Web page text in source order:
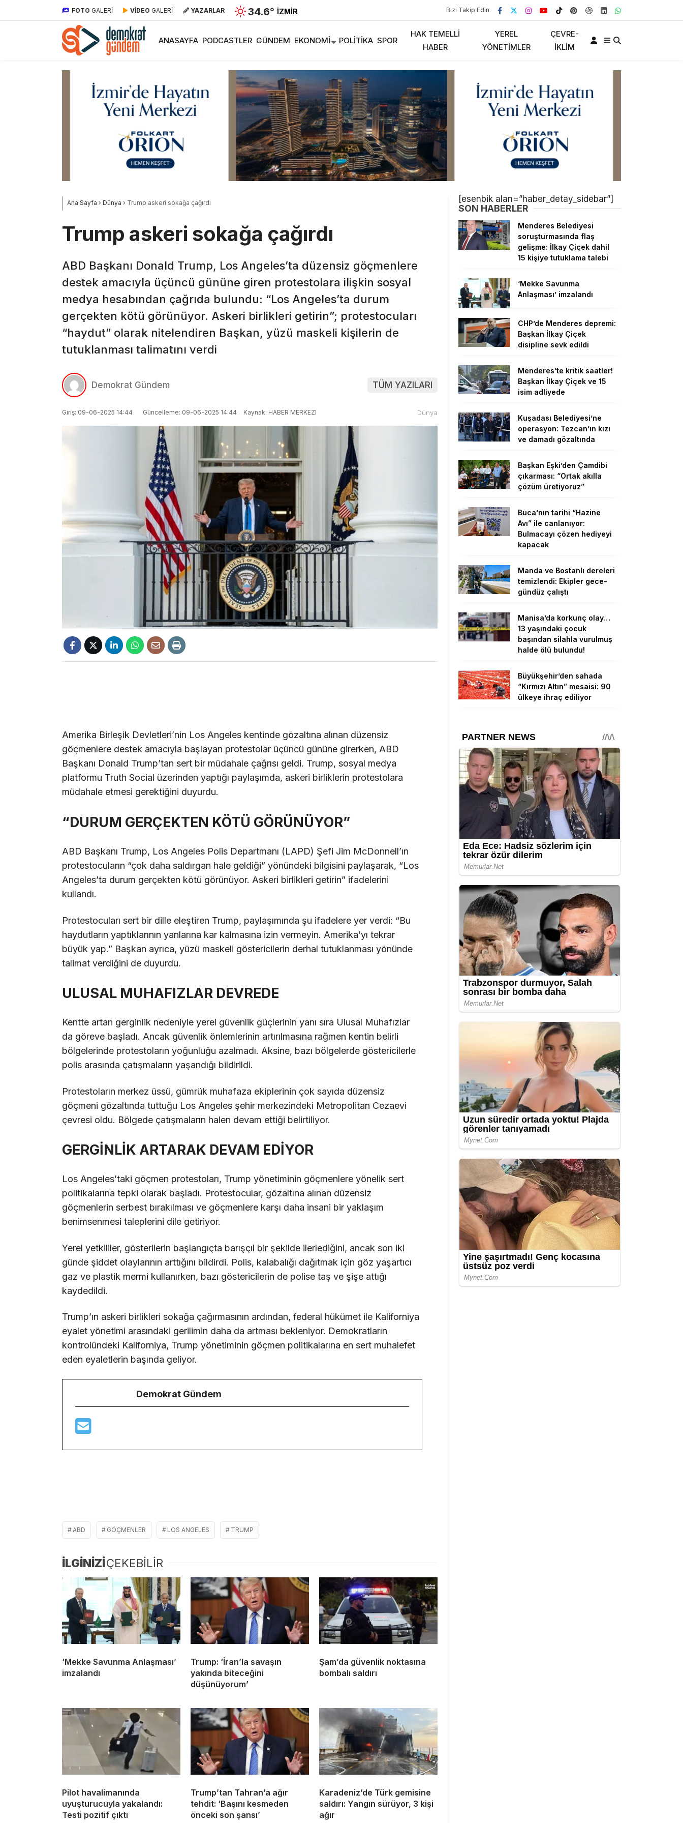
FOTO GALERİ VİDEO GALERİ YAZARLAR 34.6° İZMIR Bizi Takip Edin
ANASAYFA PODCASTLER GÜNDEM EKONOMI POLITIKA SPOR
HAK TEMELLI
HABER
YEREL
YÖNETIMLER
ÇEVRE-
İKLIM
Ana Sayfa › Dünya › Trump askeri sokağa çağırdı
Trump askeri sokağa çağırdı
ABD Başkanı Donald Trump, Los Angeles’ta düzensiz göçmenlere
destek amacıyla üçüncü gününe giren protestolara ilişkin sosyal
medya hesabından çağrıda bulundu: “Los Angeles’ta durum
gerçekten kötü görünüyor. Askeri birlikleri getirin”; protestocuları
“haydut” olarak nitelendiren Başkan, yüzü maskeli kişilerin de
tutuklanması talimatını verdi
Demokrat Gündem TÜM YAZILARI
Giriş: 09-06-2025 14:44 Güncelleme: 09-06-2025 14:44 Kaynak: HABER MERKEZI Dünya
Amerika Birleşik Devletleri’nin Los Angeles kentinde gözaltına alınan düzensiz
göçmenlere destek amacıyla başlayan protestolar üçüncü gününe girerken, ABD
Başkanı Donald Trump’tan sert bir müdahale çağrısı geldi. Trump, sosyal medya
platformu Truth Social üzerinden yaptığı paylaşımda, askeri birliklerin protestolara
müdahale etmesi gerektiğini duyurdu.
“DURUM GERÇEKTEN KÖTÜ GÖRÜNÜYOR”
ABD Başkanı Trump, Los Angeles Polis Departmanı (LAPD) Şefi Jim McDonnell’ın
protestocuların “çok daha saldırgan hale geldiği” yönündeki bilgisini paylaşarak, “Los
Angeles’ta durum gerçekten kötü görünüyor. Askeri birlikleri getirin” ifadelerini
kullandı.
Protestocuları sert bir dille eleştiren Trump, paylaşımında şu ifadelere yer verdi: “Bu
haydutların yaptıklarının yanlarına kar kalmasına izin vermeyin. Amerika’yı tekrar
büyük yap.” Başkan ayrıca, yüzü maskeli göstericilerin derhal tutuklanması yönünde
talimat verdiğini de duyurdu.
ULUSAL MUHAFIZLAR DEVREDE
Kentte artan gerginlik nedeniyle yerel güvenlik güçlerinin yanı sıra Ulusal Muhafızlar
da göreve başladı. Ancak güvenlik önlemlerinin artırılmasına rağmen kentin belirli
bölgelerinde protestoların yoğunluğu azalmadı. Aksine, bazı bölgelerde göstericilerle
polis arasında çatışmaların yaşandığı bildirildi.
Protestoların merkez üssü, gümrük muhafaza ekiplerinin çok sayıda düzensiz
göçmeni gözaltında tuttuğu Los Angeles şehir merkezindeki Metropolitan Cezaevi
çevresi oldu. Bölgede çatışmaların halen devam ettiği belirtiliyor.
GERGİNLİK ARTARAK DEVAM EDİYOR
Los Angeles’taki göçmen protestoları, Trump yönetiminin göçmenlere yönelik sert
politikalarına tepki olarak başladı. Protestocular, gözaltına alınan düzensiz
göçmenlerin serbest bırakılması ve göçmenlere karşı daha insani bir yaklaşım
benimsenmesi taleplerini dile getiriyor.
Yerel yetkililer, gösterilerin başlangıçta barışçıl bir şekilde ilerlediğini, ancak son iki
günde şiddet olaylarının arttığını bildirdi. Polis, kalabalığı dağıtmak için göz yaşartıcı
gaz ve plastik mermi kullanırken, bazı göstericilerin de polise taş ve şişe attığı
kaydedildi.
Trump’ın askeri birlikleri sokağa çağırmasının ardından, federal hükümet ile Kaliforniya
eyalet yönetimi arasındaki gerilimin daha da artması bekleniyor. Demokratların
kontrolündeki Kaliforniya, Trump yönetiminin göçmen politikalarına en sert muhalefet
eden eyaletlerin başında geliyor.
Demokrat Gündem
ABD GÖÇMENLER LOS ANGELES TRUMP
İLGİNİZİÇEKEBİLİR
‘Mekke Savunma Anlaşması’
imzalandı
Trump: ‘İran’la savaşın
yakında biteceğini
düşünüyorum’
Şam’da güvenlik noktasına
bombalı saldırı
Pilot havalimanında
uyuşturucuyla yakalandı:
Testi pozitif çıktı
Trump’tan Tahran’a ağır
tehdit: ‘Başını kesmeden
önceki son şansı’
Karadeniz’de Türk gemisine
saldırı: Yangın sürüyor, 3 kişi
ağır
[esenbik alan=”haber_detay_sidebar”]
SON HABERLER
Menderes Belediyesi
soruşturmasında flaş
gelişme: İlkay Çiçek dahil
15 kişiye tutuklama talebi
‘Mekke Savunma
Anlaşması’ imzalandı
CHP’de Menderes depremi:
Başkan İlkay Çiçek
disipline sevk edildi
Menderes’te kritik saatler!
Başkan İlkay Çiçek ve 15
isim adliyede
Kuşadası Belediyesi’ne
operasyon: Tezcan’ın kızı
ve damadı gözaltında
Başkan Eşki’den Çamdibi
çıkarması: “Ortak akılla
çözüm üretiyoruz”
Buca’nın tarihi “Hazine
Avı” ile canlanıyor:
Bulmacayı çözen hediyeyi
kapacak
Manda ve Bostanlı dereleri
temizlendi: Ekipler gece-
gündüz çalıştı
Manisa’da korkunç olay…
13 yaşındaki çocuk
başından silahla vurulmuş
halde ölü bulundu!
Büyükşehir’den sahada
“Kırmızı Altın” mesaisi: 90
ülkeye ihraç ediliyor